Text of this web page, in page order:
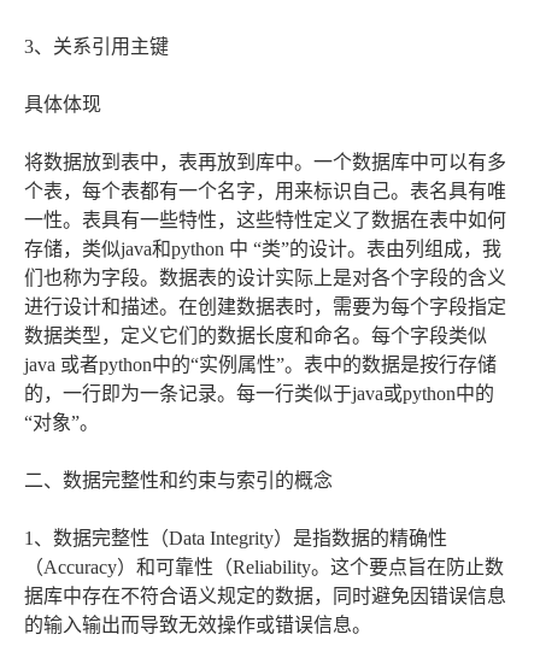
3、关系引用主键
具体体现
将数据放到表中，表再放到库中。一个数据库中可以有多
个表，每个表都有一个名字，用来标识自己。表名具有唯
一性。表具有一些特性，这些特性定义了数据在表中如何
存储，类似java和python 中 “类”的设计。表由列组成，我
们也称为字段。数据表的设计实际上是对各个字段的含义
进行设计和描述。在创建数据表时，需要为每个字段指定
数据类型，定义它们的数据长度和命名。每个字段类似
java 或者python中的“实例属性”。表中的数据是按行存储
的，一行即为一条记录。每一行类似于java或python中的
“对象”。
二、数据完整性和约束与索引的概念
1、数据完整性（Data Integrity）是指数据的精确性
（Accuracy）和可靠性（Reliability。这个要点旨在防止数
据库中存在不符合语义规定的数据，同时避免因错误信息
的输入输出而导致无效操作或错误信息。